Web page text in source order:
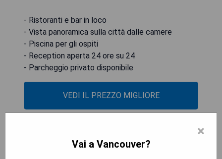
- Ristoranti e bar in loco
- Vista panoramica sulla città dalle camere
- Piscina per gli ospiti
- Reception aperta 24 ore su 24
- Parcheggio privato disponibile
VEDI IL PREZZO MIGLIORE
Vancouver Marriott Pinnacle
×
Vai a Vancouver?